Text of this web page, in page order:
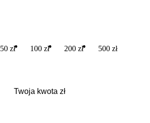
50 zł 100 zł 200 zł 500 zł